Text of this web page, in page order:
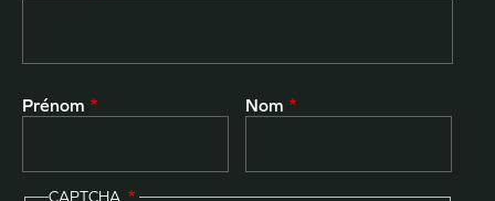
Prénom Nom
CAPTCHA